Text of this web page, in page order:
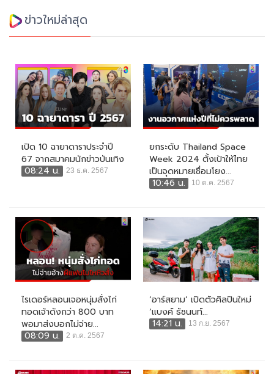
ข่าวใหม่ล่าสุด
เปิด 10 ฉายาดาราประจำปี
67 จากสมาคมนักข่าวบันเทิง
08:24 น.
23 ธ.ค. 2567
ยกระดับ Thailand Space
Week 2024 ตั้งเป้าให้ไทย
เป็นจุดหมายเชื่อมโยง...
10:46 น.
10 ต.ค. 2567
ไรเดอร์หลอนเจอหนุ่มสั่งไก่
ทอดเจ้าดังกว่า 800 บาท
พอมาส่งบอกไม่จ่าย...
08:09 น.
2 ต.ค. 2567
‘อาร์สยาม’ เปิดตัวศิลปินใหม่
‘แบงค์ ธัชนนท์...
14:21 น.
13 ก.ย. 2567